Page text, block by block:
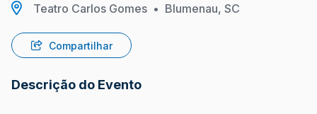
Teatro Carlos Gomes • Blumenau, SC
Compartilhar
Descrição do Evento